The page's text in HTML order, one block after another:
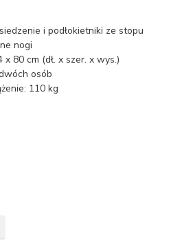
i podłokietniki ze stopu
nogi
80 cm (dł. x szer. x wys.)
osób
110 kg